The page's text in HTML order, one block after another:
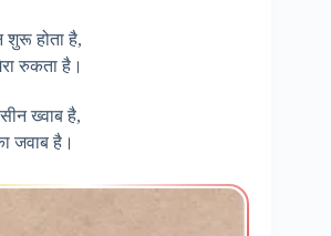
शुरू होता है,
रुकता है।
ख्वाब है,
जवाब है।